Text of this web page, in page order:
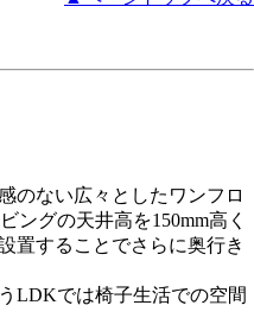
のない広々としたワンフロ
ングの天井高を150mm高く
置することでさらに奥行き
LDKでは椅子生活での空間